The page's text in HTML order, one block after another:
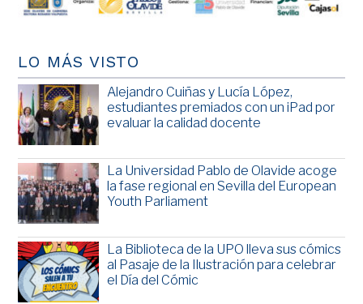
LO MÁS VISTO
Alejandro Cuiñas y Lucía López,
estudiantes premiados con un iPad por
evaluar la calidad docente
La Universidad Pablo de Olavide acoge
la fase regional en Sevilla del European
Youth Parliament
La Biblioteca de la UPO lleva sus cómics
al Pasaje de la Ilustración para celebrar
el Día del Cómic